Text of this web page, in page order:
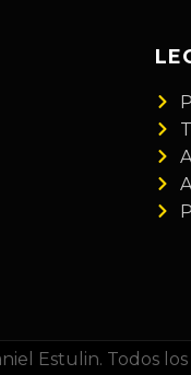
Estulin. Todos los